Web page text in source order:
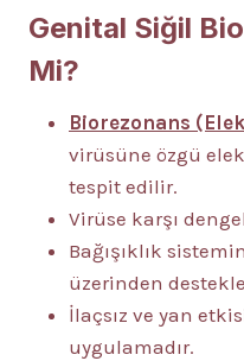
Genital Siğil
Mi?
Biorezonans
virüsüne özgü
tespit edilir.
Virüse karşı
Bağışıklık
üzerinden
İlaçsız ve yan
uygulamadır.